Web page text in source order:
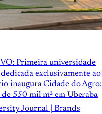
Primeira universidade
exclusivamente ao
inaugura Cidade do Agro:
550 mil m² em Uberaba
Journal | Brands